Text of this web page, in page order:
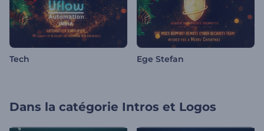
Tech Ege Stefan
Dans la catégorie Intros et Logos